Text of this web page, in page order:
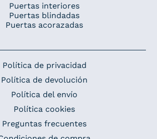
Puertas interiores
Puertas blindadas
Puertas acorazadas
Política de privacidad
Política de devolución
Política del envío
Política cookies
Preguntas frecuentes